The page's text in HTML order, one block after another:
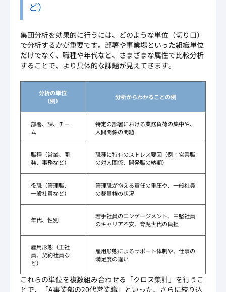
ど）
集団分析を効果的に行うには、どのような単位（切り口）
で分析するかが重要です。部署や事業場といった組織単位
だけでなく、職種や年代など、さまざまな属性で比較分析
することで、より具体的な課題が見えてきます。
分析の単位
（例）
分析からわかることの例
部署、課、チー
ム
特定の部署における業務負荷の集中や、
人間関係の問題
職種（営業、開
発、事務など）
職種に特有のストレス要因（例：営業職
の対人関係、開発職の納期）
役職（管理職、
一般社員など）
管理職が抱える責任の重圧や、一般社員
の裁量権の状況
年代、性別
若手社員のエンゲージメント、中堅社員
のキャリア不安、育児世代の負担
雇用形態（正社
員、契約社員な
ど）
雇用形態によるサポート体制や、仕事の
満足度の違い
これらの単位を複数組み合わせる「クロス集計」を行うこ
とで、「A事業部の20代営業職」といった、さらに絞り込